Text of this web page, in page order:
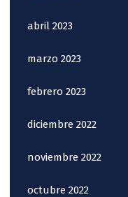
abril 2023
marzo 2023
febrero 2023
diciembre 2022
noviembre 2022
octubre 2022